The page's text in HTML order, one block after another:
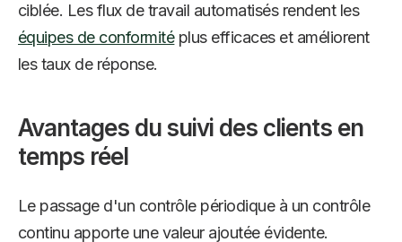
ciblée. Les flux de travail automatisés rendent les
équipes de conformitéplus efficaces et améliorent
les taux de réponse.
Avantages du suivi des clients en
temps réel
Le passage d'un contrôle périodique à un contrôle
continu apporte une valeur ajoutée évidente.